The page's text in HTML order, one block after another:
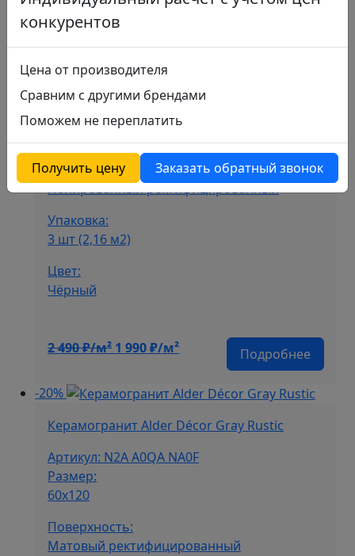
Керамогранит Aso Dark
Артикул: N9588T37
Размер:
Поверхность:
Полированный ректифицированный
Упаковка:
3 шт (2,16 м2)
Цвет:
Чёрный
Подробнее
2 490₽/м² Первоначальная
составляла
2
490 ₽/
1 990₽/м²Текущая
1
990 ₽/
м².
-20%
Керамогранит Alder Décor Gray Rustic
Артикул: N2A A0QA NA0F
Размер:
60х120
Поверхность:
Матовый ректифицированный
конкурентов
Цена от производителя
Сравним с другими брендами
Поможем не переплатить
Получить цену Заказать обратный звонок